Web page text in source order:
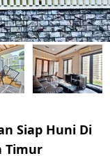
Siap Huni Di
Timur